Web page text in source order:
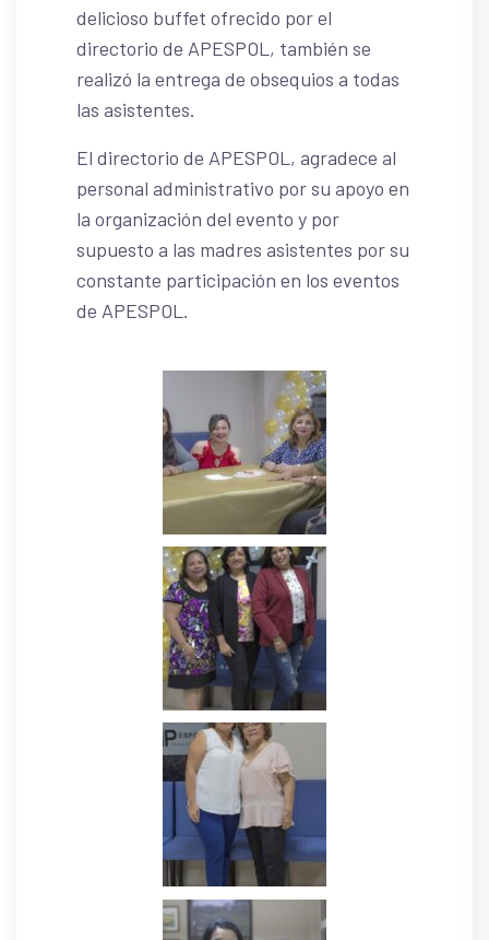
delicioso buffet ofrecido por el
directorio de APESPOL, también se
realizó la entrega de obsequios a todas
las asistentes.
El directorio de APESPOL, agradece al
personal administrativo por su apoyo en
la organización del evento y por
supuesto a las madres asistentes por su
constante participación en los eventos
de APESPOL.